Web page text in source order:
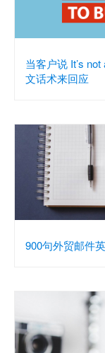
当客户说 It’s
文话术来回应
900句外贸邮件